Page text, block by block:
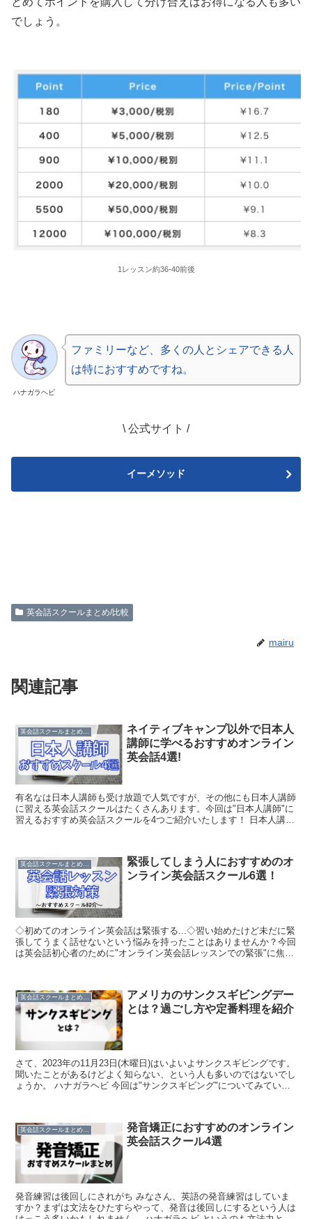
でしょう。
1レッスン約36-40前後
ハナガラヘビ
ファミリーなど、多くの人とシェアできる人
は特におすすめですね。
\ 公式サイト /
イーメソッド
英会話スクールまとめ/比較
mairu
関連記事
英会話スクールまとめ/比較
ネイティブキャンプ以外で日本人
講師に学べるおすすめオンライン
英会話4選!
有名なは日本人講師も受け放題で人気ですが、その他にも日本人講師
に習える英会話スクールはたくさんあります。今回は"日本人講師"に
習えるおすすめ英会話スクールを4つご紹介いたします！ 日本人講師
英会話スクールまとめ/比較
緊張してしまう人におすすめのオ
ンライン英会話スクール6選！
◇初めてのオンライン英会話は緊張する...◇習い始めたけど未だに緊
張してうまく話せないという悩みを持ったことはありませんか？今回
は英会話初心者のために"オンライン英会話レッスンでの緊張"に焦点
英会話スクールまとめ/比較
アメリカのサンクスギビングデー
とは？過ごし方や定番料理を紹介
さて、2023年の11月23日(木曜日)はいよいよサンクスギビングです。
聞いたことがあるけどよく知らない、という人も多いのではないでし
ょうか。 ハナガラヘビ 今回は"サンクスギビング"についてみていき
英会話スクールまとめ/比較
発音矯正におすすめのオンライン
英会話スクール4選
発音練習は後回しにされがち みなさん、英語の発音練習はしていま
すか？まずは文法をひたすらやって、発音は後回しにするという人は